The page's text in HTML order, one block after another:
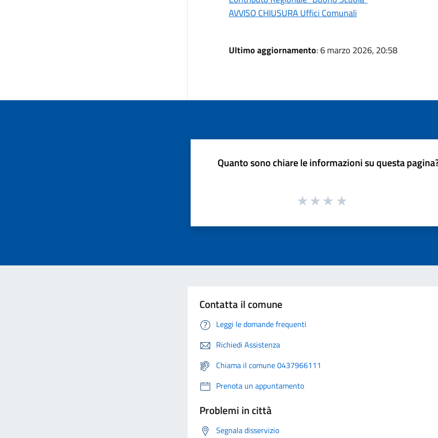
AVVISO CHIUSURA Uffici Comunali
Ultimo aggiornamento: 6 marzo 2026, 20:58
Quanto sono chiare le informazioni su questa
Contatta il comune
Leggi le domande frequenti
Richiedi Assistenza
Chiama il comune 0437966111
Prenota un appuntamento
Problemi in città
Segnala disservizio